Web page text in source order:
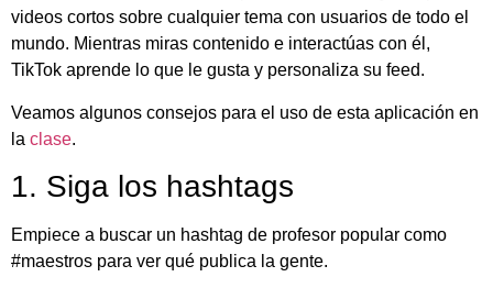
videos cortos sobre cualquier tema con usuarios de todo el
mundo. Mientras miras contenido e interactúas con él,
TikTok aprende lo que le gusta y personaliza su feed.
Veamos algunos consejos para el uso de esta aplicación en
la clase.
1. Siga los hashtags
Empiece a buscar un hashtag de profesor popular como
#maestros para ver qué publica la gente.